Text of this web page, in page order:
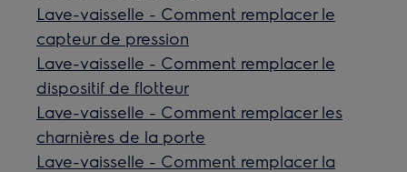
Lave-vaisselle - Comment remplacer le
capteur de pression
Lave-vaisselle - Comment remplacer le
dispositif de flotteur
Lave-vaisselle - Comment remplacer les
charnières de la porte
Lave-vaisselle - Comment remplacer la